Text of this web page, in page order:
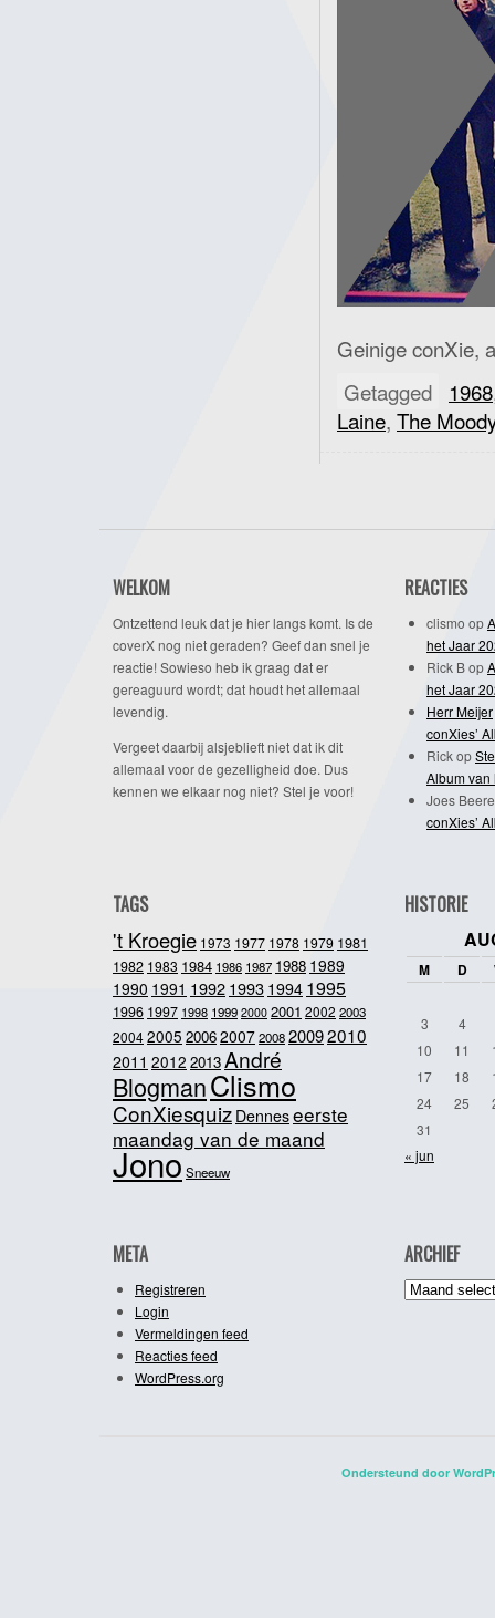
Geinige conXie,
Getagged
1968
Laine, The
WELKOM
Ontzettend leuk dat je hier langs komt. Is de
coverX nog niet geraden? Geef dan snel je
reactie! Sowieso heb ik graag dat er
gereaguurd wordt; dat houdt het allemaal
levendig.
Vergeet daarbij alsjeblieft niet dat ik dit
allemaal voor de gezelligheid doe. Dus
kennen we elkaar nog niet? Stel je voor!
REACTIES
clismo op
het Jaar
Rick Bop
het Jaar
Herr Meijer
conXies’
Rickop
Album van
Joes
conXies’
TAGS
't Kroegie 1973 1977 1978 1979 1981
1982 1983 1984 1986 1987 1988 1989
1990 1991 19921993 1994 1995
1996 1997 1998 1999 2000 2001 2002 2003
20042005 20062007200820092010
2011 2012 2013André
BlogmanClismo
ConXiesquiz Denneseerste
maandag van de maand
JonoSneeuw
HISTORIE
M D
3
4
10
11
17
18
24
25
31
« jun
META
Registreren
Login
Vermeldingen feed
Reacties feed
WordPress.org
ARCHIEF
Archief
Ondersteund door